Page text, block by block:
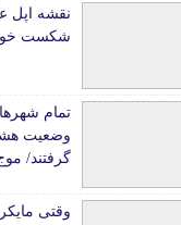
اقتصاد
نقشه اپل
شکست
تمام
وضعیت
گرفتند/
را تحت
وقتی